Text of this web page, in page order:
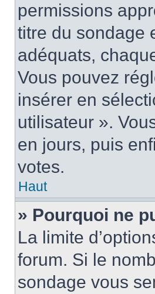
permissions
titre du sondage
adéquats,
Vous pouvez
insérer en
utilisateur ».
en jours, puis
votes.
Haut
» Pourquoi ne
La limite
forum. Si le
sondage vous